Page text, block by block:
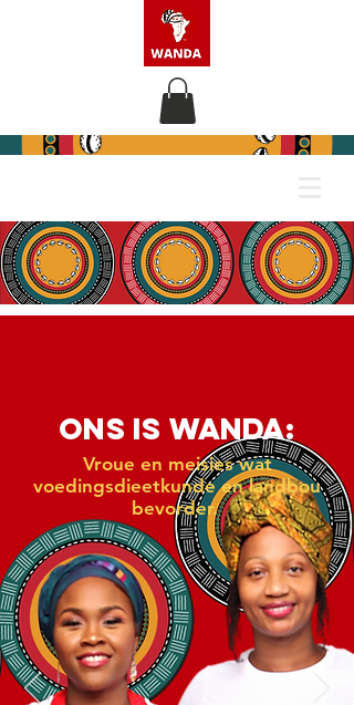
ONS IS WANDA:
Vroue en meisies wat
voedingsdieetkunde en landbou
bevorder.